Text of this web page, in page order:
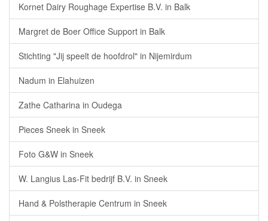
Kornet Dairy Roughage Expertise B.V. in Balk
Margret de Boer Office Support in Balk
Stichting "Jij speelt de hoofdrol" in Nijemirdum
Nadum in Elahuizen
Zathe Catharina in Oudega
Pieces Sneek in Sneek
Foto G&W in Sneek
W. Langius Las-Fit bedrijf B.V. in Sneek
Hand & Polstherapie Centrum in Sneek